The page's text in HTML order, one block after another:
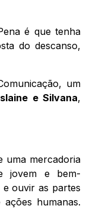
é que tenha
do descanso,
um
e Silvana,
uma mercadoria
jovem e bem-
ouvir as partes
humanas.